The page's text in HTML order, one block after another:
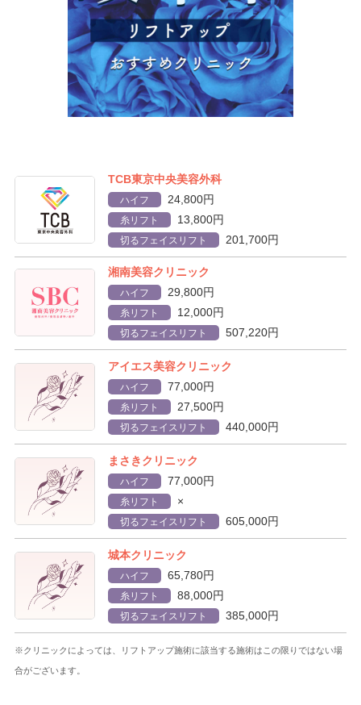
TCB東京中央美容外科
ハイフ 24,800円
糸リフト 13,800円
切るフェイスリフト 201,700円
湘南美容クリニック
ハイフ 29,800円
糸リフト 12,000円
切るフェイスリフト 507,220円
アイエス美容クリニック
ハイフ 77,000円
糸リフト 27,500円
切るフェイスリフト 440,000円
まさきクリニック
ハイフ 77,000円
糸リフト ×
切るフェイスリフト 605,000円
城本クリニック
ハイフ 65,780円
糸リフト 88,000円
切るフェイスリフト 385,000円
※クリニックによっては、リフトアップ施術に該当する施術はこの限りではない場
合がございます。